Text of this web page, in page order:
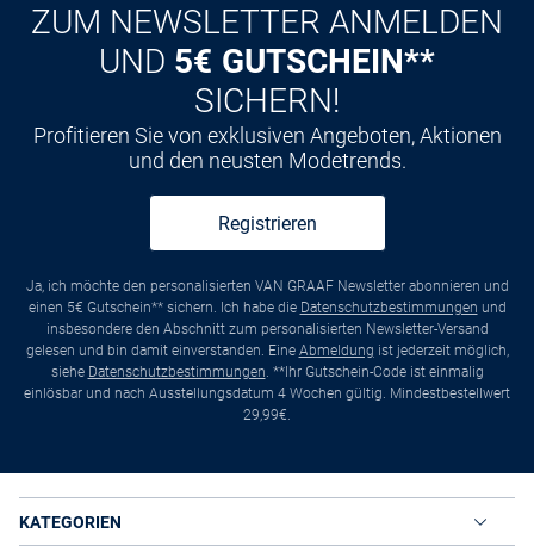
ZUM NEWSLETTER ANMELDEN
UND 5€ GUTSCHEIN**
SICHERN!
Profitieren Sie von exklusiven Angeboten, Aktionen
und den neusten Modetrends.
Registrieren
Ja, ich möchte den personalisierten VAN GRAAF Newsletter abonnieren und
einen 5€ Gutschein** sichern. Ich habe die Datenschutzbestimmungen und
insbesondere den Abschnitt zum personalisierten Newsletter-Versand
gelesen und bin damit einverstanden. Eine Abmeldung ist jederzeit möglich,
siehe Datenschutzbestimmungen. **Ihr Gutschein-Code ist einmalig
einlösbar und nach Ausstellungsdatum 4 Wochen gültig. Mindestbestellwert
29,99€.
KATEGORIEN